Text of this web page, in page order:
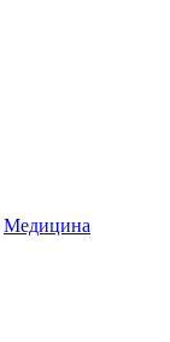
Медицина